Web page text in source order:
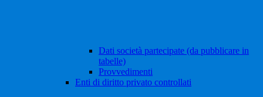
Dati società partecipate (da pubblicare in
tabelle)
Provvedimenti
Enti di diritto privato controllati